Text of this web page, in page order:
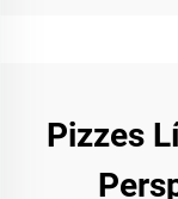
Pizzes